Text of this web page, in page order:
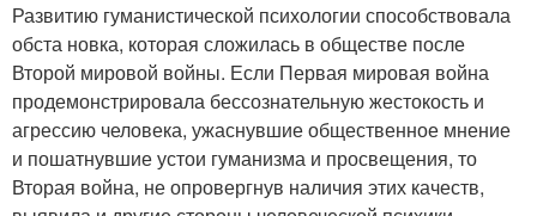
Развитию гуманистической психологии способствовала
обста новка, которая сложилась в обществе после
Второй мировой войны. Если Первая мировая война
продемонстрировала бессознательную жестокость и
агрессию человека, ужаснувшие общественное мнение
и пошатнувшие устои гуманизма и просвещения, то
Вторая война, не опровергнув наличия этих качеств,